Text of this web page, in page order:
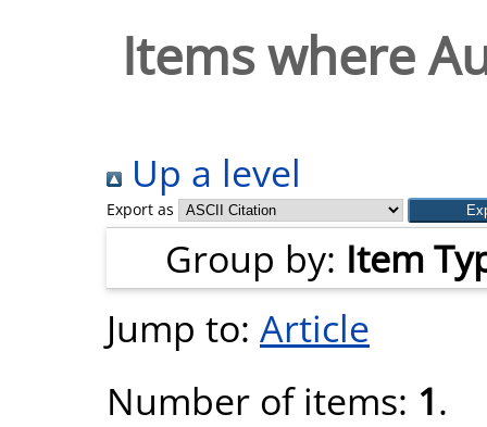
Items where
Up a level
Export as
Group by: Item
Jump to: Article
Number of items: 1.